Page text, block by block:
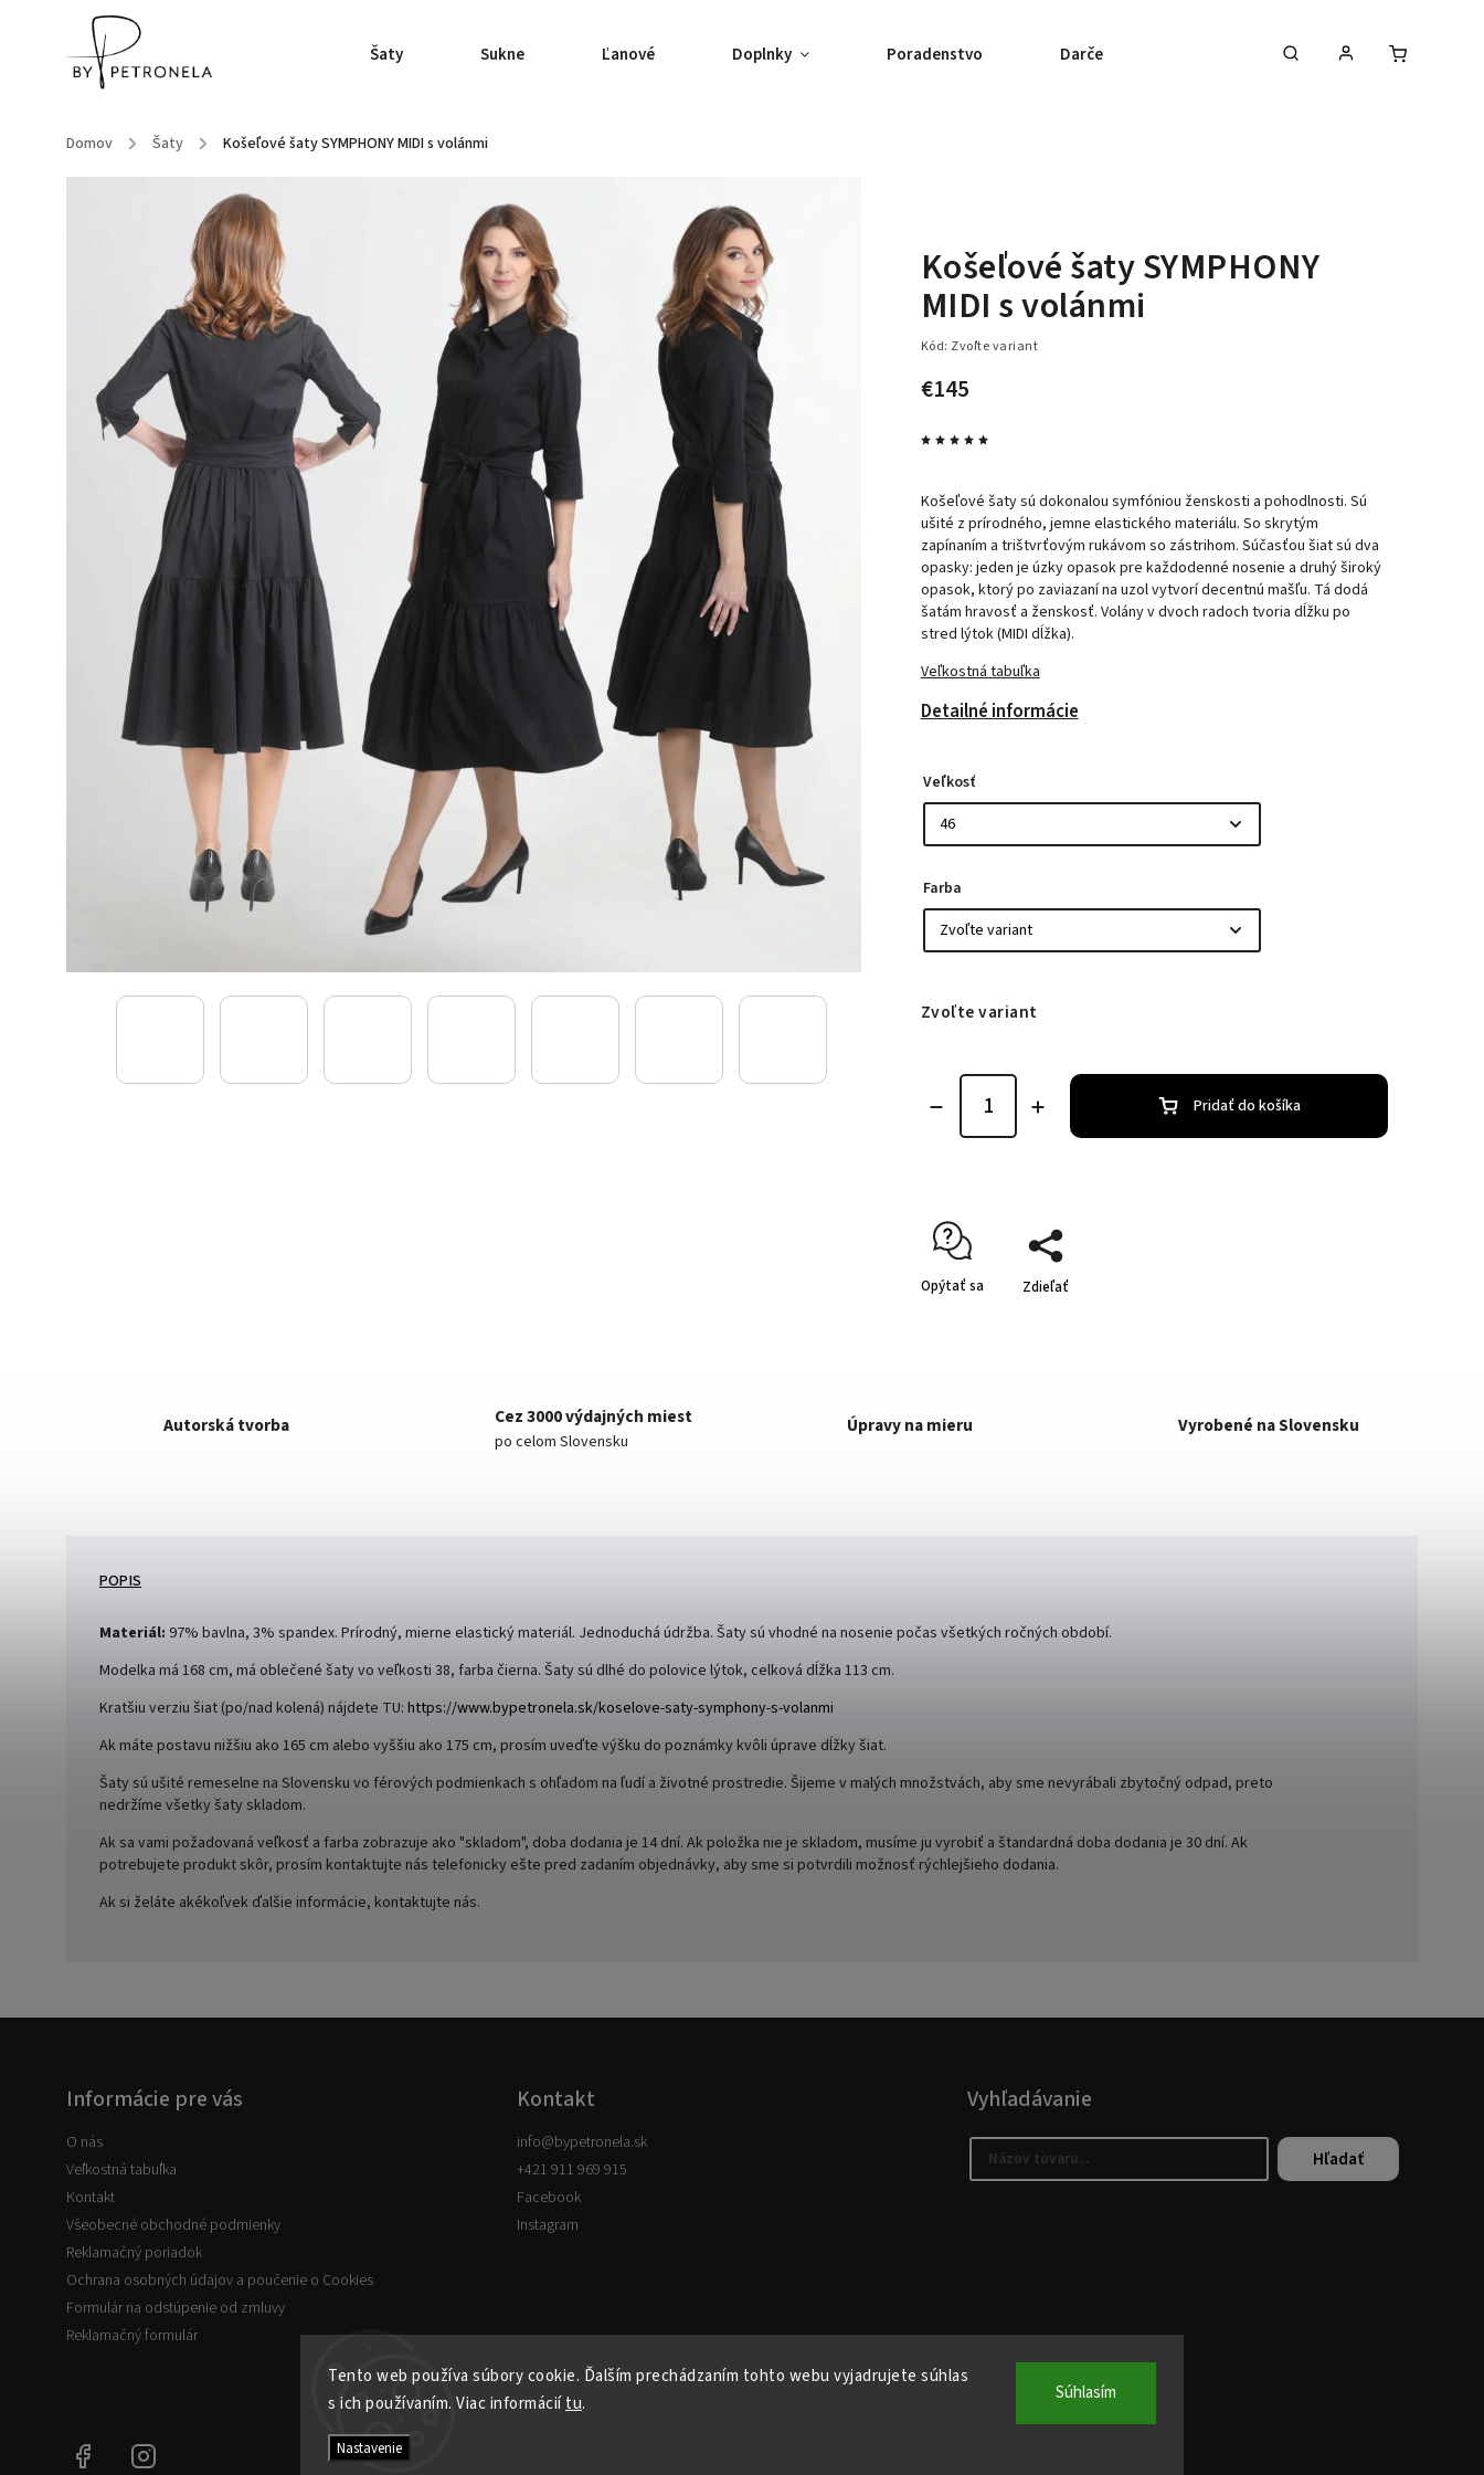
Tento web používa súbory cookie. Ďalším prechádzaním tohto webu vyjadrujete súhlas
s ich používaním. Viac informáciítu.
Nastavenie
Súhlasím
Šaty Sukne Ľanové Doplnky Poradenstvo Darčekové poukážky Podujatia
Domov / Šaty / Košeľové šaty SYMPHONY MIDI s volánmi
Košeľové šaty SYMPHONY
MIDI s volánmi
Kód: Zvoľte variant
€145
Košeľové šaty sú dokonalou symfóniou ženskosti a pohodlnosti. Sú
ušité z prírodného, jemne elastického materiálu. So skrytým
zapínaním a trištvrťovým rukávom so zástrihom. Súčasťou šiat sú dva
opasky: jeden je úzky opasok pre každodenné nosenie a druhý široký
opasok, ktorý po zaviazaní na uzol vytvorí decentnú mašľu. Tá dodá
šatám hravosť a ženskosť. Volány v dvoch radoch tvoria dĺžku po
stred lýtok (MIDI dĺžka).
Veľkostná tabuľka
Detailné informácie
Veľkosť
Farba
Zvoľte variant
Pridať do košíka
Opýtať sa Zdieľať
Autorská tvorba Cez 3000 výdajných miest
po celom Slovensku
Úpravy na mieru Vyrobené na Slovensku
POPIS
Materiál: 97% bavlna, 3% spandex. Prírodný, mierne elastický materiál. Jednoduchá údržba. Šaty sú vhodné na nosenie počas všetkých ročných období.
Modelka má 168 cm, má oblečené šaty vo veľkosti 38, farba čierna. Šaty sú dlhé do polovice lýtok, celková dĺžka 113 cm.
Kratšiu verziu šiat (po/nad kolená) nájdete TU: https://www.bypetronela.sk/koselove-saty-symphony-s-volanmi
Ak máte postavu nižšiu ako 165 cm alebo vyššiu ako 175 cm, prosím uveďte výšku do poznámky kvôli úprave dĺžky šiat.
Šaty sú ušité remeselne na Slovensku vo férových podmienkach s ohľadom na ľudí a životné prostredie. Šijeme v malých množstvách, aby sme nevyrábali zbytočný odpad, preto
nedržíme všetky šaty skladom.
Ak sa vami požadovaná veľkosť a farba zobrazuje ako "skladom", doba dodania je 14 dní. Ak položka nie je skladom, musíme ju vyrobiť a štandardná doba dodania je 30 dní. Ak
potrebujete produkt skôr, prosím kontaktujte nás telefonicky ešte pred zadaním objednávky, aby sme si potvrdili možnosť rýchlejšieho dodania.
Ak si želáte akékoľvek ďalšie informácie, kontaktujte nás.
Informácie pre vás
O nás
Veľkostná tabuľka
Kontakt
Všeobecné obchodné podmienky
Reklamačný poriadok
Ochrana osobných údajov a poučenie o Cookies
Formulár na odstúpenie od zmluvy
Reklamačný formulár
Kontakt
info@bypetronela.sk
+421 911 969 915
Facebook
Instagram
Vyhľadávanie
Hľadať
Copyright 2026
Facebook